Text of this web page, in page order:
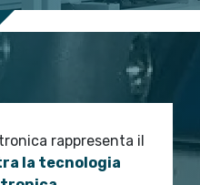
rappresenta il
la tecnologia